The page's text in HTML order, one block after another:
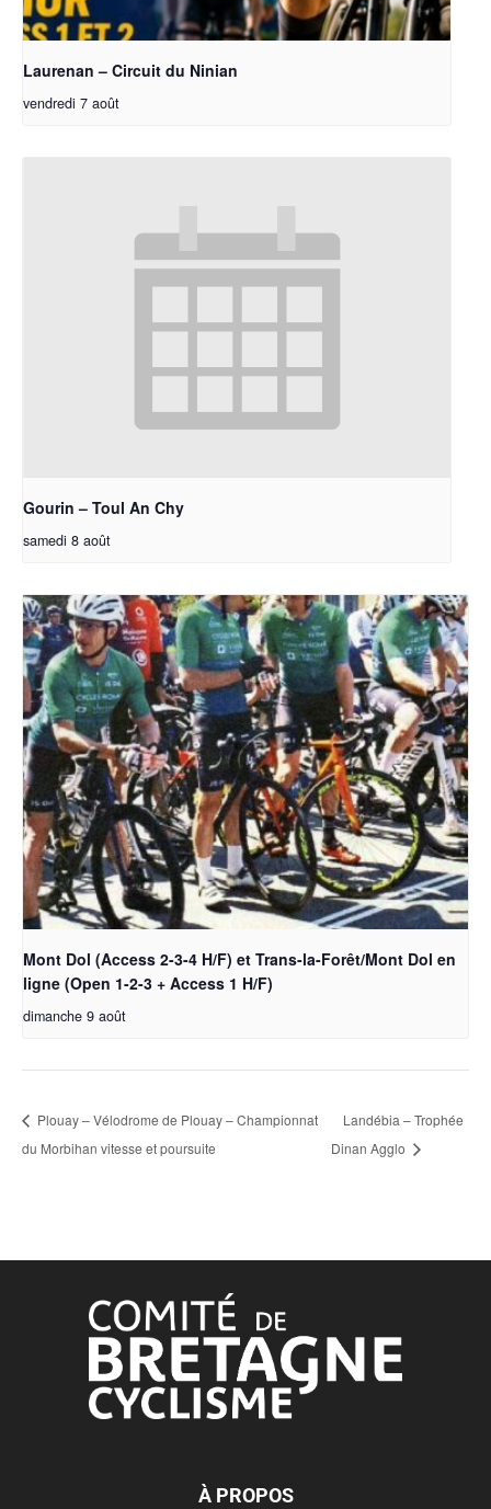
Laurenan – Circuit du Ninian
vendredi 7 août
Gourin – Toul An Chy
samedi 8 août
Mont Dol (Access 2-3-4 H/F) et Trans-la-Forêt/Mont Dol en
ligne (Open 1-2-3 + Access 1 H/F)
dimanche 9 août
Plouay – Vélodrome de Plouay – Championnat
du Morbihan vitesse et poursuite
Landébia – Trophée
Dinan Agglo
À PROPOS